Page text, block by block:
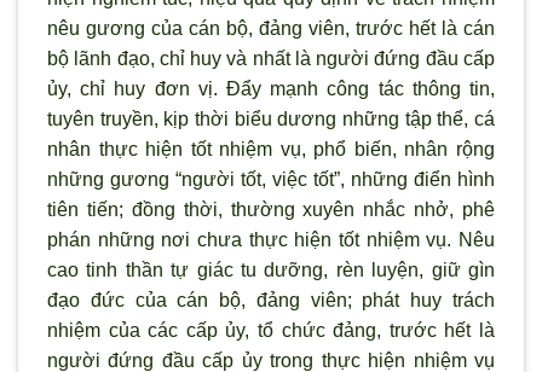
nêu gương của cán bộ, đảng viên, trước hết là cán
bộ lãnh đạo, chỉ huy và nhất là người đứng đầu cấp
ủy, chỉ huy đơn vị. Đẩy mạnh công tác thông tin,
tuyên truyền, kịp thời biểu dương những tập thể, cá
nhân thực hiện tốt nhiệm vụ, phổ biến, nhân rộng
những gương “người tốt, việc tốt”, những điển hình
tiên tiến; đồng thời, thường xuyên nhắc nhở, phê
phán những nơi chưa thực hiện tốt nhiệm vụ. Nêu
cao tinh thần tự giác tu dưỡng, rèn luyện, giữ gìn
đạo đức của cán bộ, đảng viên; phát huy trách
nhiệm của các cấp ủy, tổ chức đảng, trước hết là
người đứng đầu cấp ủy trong thực hiện nhiệm vụ